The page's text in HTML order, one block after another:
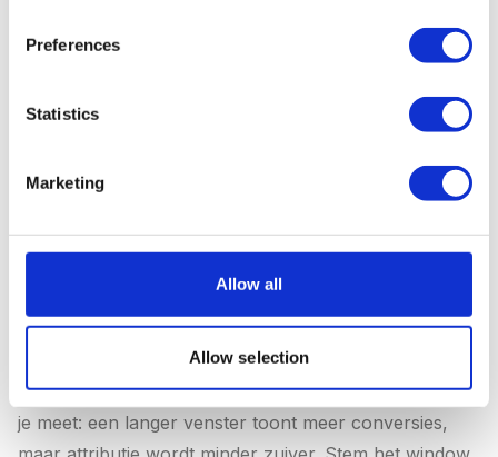
Preferences
Statistics
Marketing
Allow all
Allow selection
is de periode na een klik of
interactie waarin een conversie nog wordt
een view-through window van 1 dag. Meta Ads heeft
standaard 7 dagen click en 1 dag view. De keuze van
je conversion window beïnvloedt hoeveel conversies
je meet: een langer venster toont meer conversies,